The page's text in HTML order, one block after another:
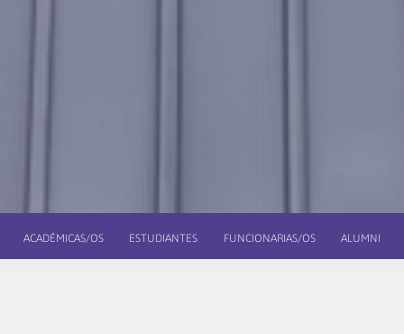
ACADÉMICAS/OS ESTUDIANTES FUNCIONARIAS/OS ALUMNI